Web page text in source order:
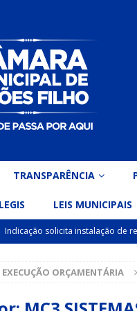
TRANSPARÊNCIA
LEIS MUNICIPAIS
Indicação solicita instalação de
Vereador Belo Gazineu
EXECUÇÃO ORÇAMENTÁRIA